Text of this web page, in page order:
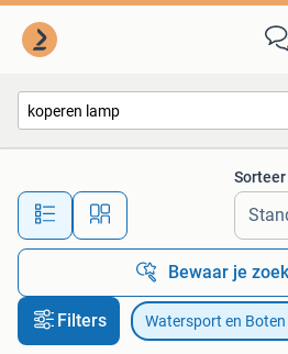
Alle afstanden…
Bewaar je
Filters Watersport en Boten